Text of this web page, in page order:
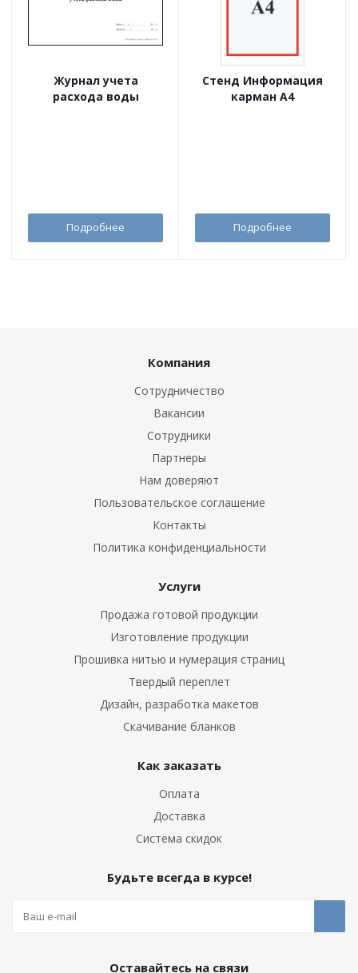
Журнал учета
расхода воды
Подробнее
Стенд Информация
карман А4
Подробнее
Компания
Сотрудничество
Вакансии
Сотрудники
Партнеры
Нам доверяют
Пользовательское соглашение
Контакты
Политика конфиденциальности
Услуги
Продажа готовой продукции
Изготовление продукции
Прошивка нитью и нумерация страниц
Твердый переплет
Дизайн, разработка макетов
Скачивание бланков
Как заказать
Оплата
Доставка
Система скидок
Будьте всегда в курсе!
Оставайтесь на связи